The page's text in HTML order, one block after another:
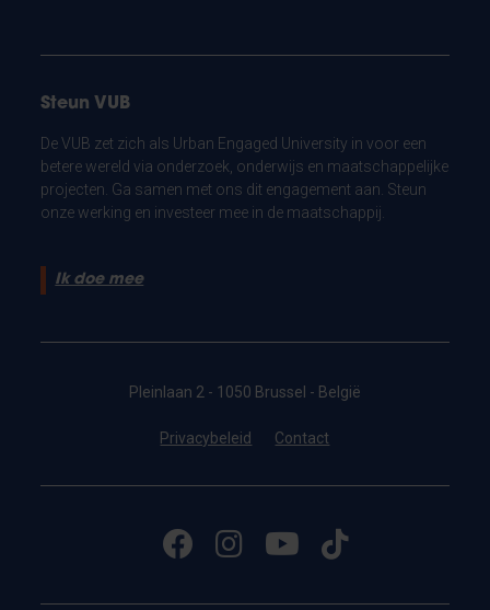
Steun VUB
De VUB zet zich als Urban Engaged University in voor een
betere wereld via onderzoek, onderwijs en maatschappelijke
projecten. Ga samen met ons dit engagement aan. Steun
onze werking en investeer mee in de maatschappij.
Ik doe mee
Pleinlaan 2 - 1050 Brussel - België
Privacybeleid Contact